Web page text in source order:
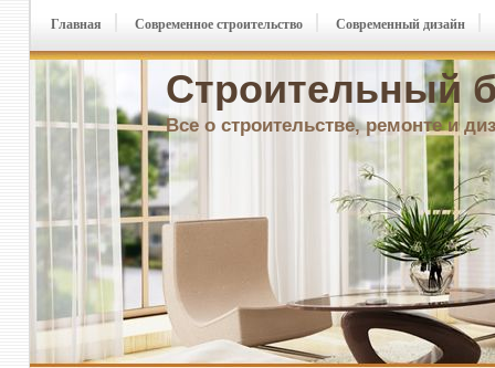
Строительный
Все о строительстве, ремонте и
Главная Современное строительство Современный дизайн